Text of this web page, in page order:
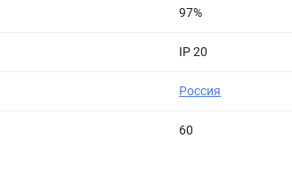
97%
IP 20
Россия
60